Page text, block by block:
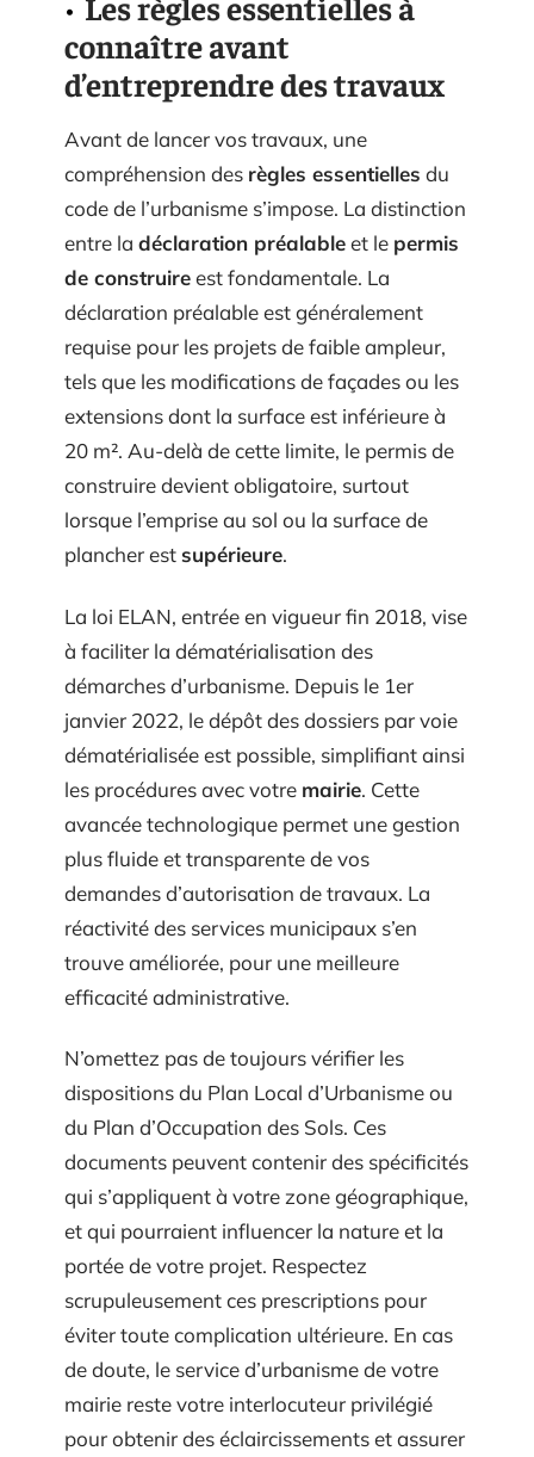
connaître avant
d’entreprendre des travaux
Avant de lancer vos travaux, une
compréhension des règles essentielles du
code de l’urbanisme s’impose. La distinction
entre la déclaration préalableet le permis
de construireest fondamentale. La
déclaration préalable est généralement
requise pour les projets de faible ampleur,
tels que les modifications de façades ou les
extensions dont la surface est inférieure à
20 m². Au-delà de cette limite, le permis de
construire devient obligatoire, surtout
lorsque l’emprise au sol ou la surface de
plancher estsupérieure.
La loi ELAN, entrée en vigueur fin 2018, vise
à faciliter la dématérialisation des
démarches d’urbanisme. Depuis le 1er
janvier 2022, le dépôt des dossiers par voie
dématérialisée est possible, simplifiant ainsi
les procédures avec votre mairie. Cette
avancée technologique permet une gestion
plus fluide et transparente de vos
demandes d’autorisation de travaux. La
réactivité des services municipaux s’en
trouve améliorée, pour une meilleure
efficacité administrative.
N’omettez pas de toujours vérifier les
dispositions du Plan Local d’Urbanisme ou
du Plan d’Occupation des Sols. Ces
documents peuvent contenir des spécificités
qui s’appliquent à votre zone géographique,
et qui pourraient influencer la nature et la
portée de votre projet. Respectez
scrupuleusement ces prescriptions pour
éviter toute complication ultérieure. En cas
de doute, le service d’urbanisme de votre
mairie reste votre interlocuteur privilégié
pour obtenir des éclaircissements et assurer